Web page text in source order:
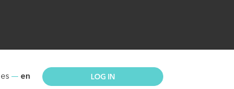
es en LOG IN